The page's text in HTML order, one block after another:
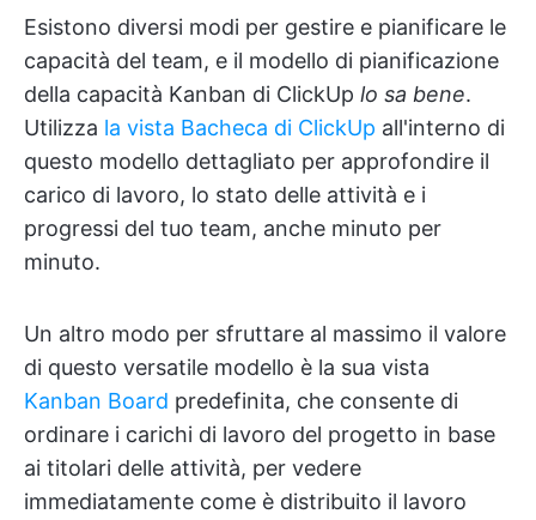
Esistono diversi modi per gestire e pianificare le
capacità del team, e il modello di pianificazione
della capacità Kanban di ClickUp lo sa bene.
Utilizza la vista Bacheca di ClickUp all'interno di
questo modello dettagliato per approfondire il
carico di lavoro, lo stato delle attività e i
progressi del tuo team, anche minuto per
minuto.
Un altro modo per sfruttare al massimo il valore
di questo versatile modello è la sua vista
Kanban Board predefinita, che consente di
ordinare i carichi di lavoro del progetto in base
ai titolari delle attività, per vedere
immediatamente come è distribuito il lavoro